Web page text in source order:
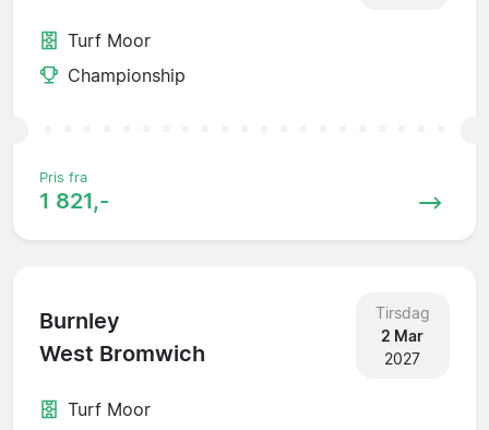
Turf Moor
Championship
Pris fra
1 821,-
Burnley
West Bromwich
Tirsdag
2 Mar
2027
Turf Moor